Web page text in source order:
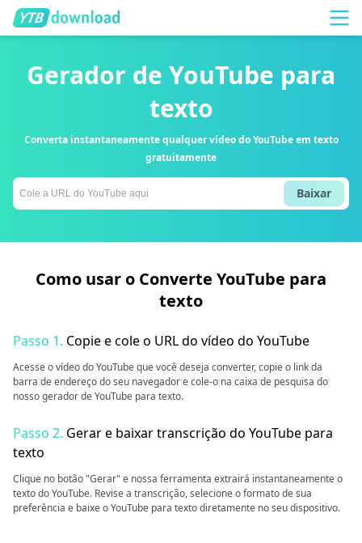
Gerador de YouTube para
texto
Converta instantaneamente qualquer vídeo do YouTube em texto
gratuitamente
Baixar
Como usar o Converte YouTube para
texto
Passo 1. Copie e cole o URL do vídeo do YouTube
Acesse o vídeo do YouTube que você deseja converter, copie o link da
barra de endereço do seu navegador e cole-o na caixa de pesquisa do
nosso gerador de YouTube para texto.
Passo 2. Gerar e baixar transcrição do YouTube para
texto
Clique no botão "Gerar" e nossa ferramenta extrairá instantaneamente o
texto do YouTube. Revise a transcrição, selecione o formato de sua
preferência e baixe o YouTube para texto diretamente no seu dispositivo.